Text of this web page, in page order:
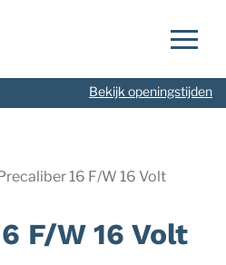
Bekijk openingstijden
16 F/W 16 Volt
F/W 16 Volt